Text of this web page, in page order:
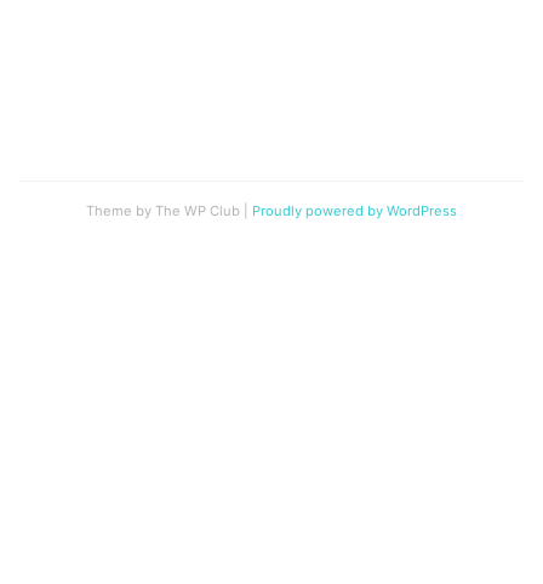
Theme by The WP Club Proudly powered by WordPress